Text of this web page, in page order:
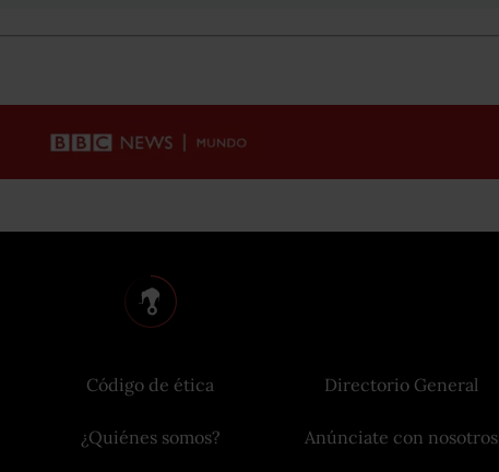
Código de ética
¿Quiénes somos?
Directorio General
Anúnciate con nosotros